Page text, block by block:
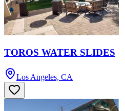
TOROS WATER SLIDES
Los Angeles, CA